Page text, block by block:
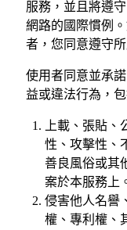
服務，並且將遵
網路的國際慣例
者，您同意遵守
使用者同意並承
益或違法行為，
上載、張貼
性、攻擊性、
善良風俗或其
案於本服務上
侵害他人名譽
權、專利權、